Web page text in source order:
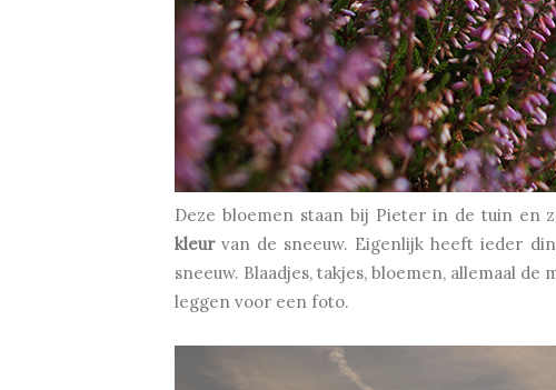
Deze bloemen staan bij Pieter in de tuin en
kleurvan de sneeuw. Eigenlijk heeft ieder
sneeuw. Blaadjes, takjes, bloemen, allemaal
leggen voor een foto.